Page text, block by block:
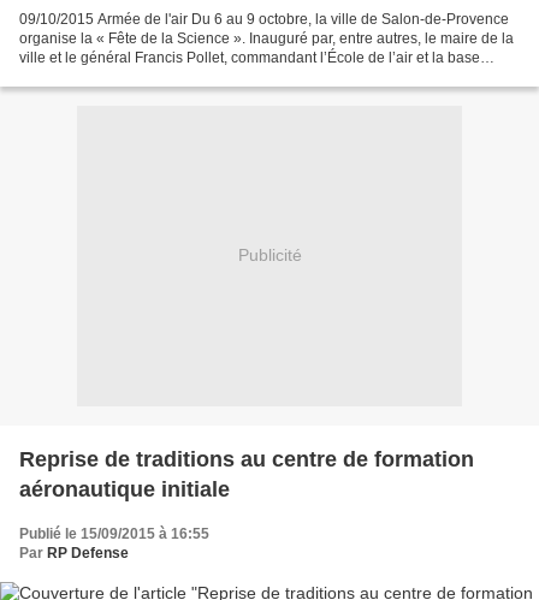
09/10/2015 Armée de l'air Du 6 au 9 octobre, la ville de Salon-de-Provence
organise la « Fête de la Science ». Inauguré par, entre autres, le maire de la
ville et le général Francis Pollet, commandant l’École de l’air et la base
Publicité
Reprise de traditions au centre de formation
aéronautique initiale
Publié le 15/09/2015 à 16:55
Par RP Defense